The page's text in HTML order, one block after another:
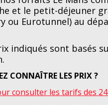
et le petit-déjeuner
ou Eurotunnel) au
indiqués sont basés
CONNAÎTRE LES PRIX ?
consulter les tarifs des